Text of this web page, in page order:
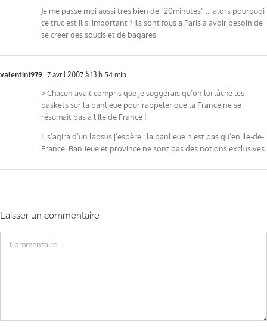
Je me passe moi aussi tres bien de "20minutes" … alors pourquoi
ce truc est il si important ? Ils sont fous a Paris a avoir besoin de
se creer des soucis et de bagares
valentin1979 7 avril 2007 à 13 h 54 min
> Chacun avait compris que je suggérais qu’on lui lâche les
baskets sur la banlieue pour rappeler que la France ne se
résumait pas à l’Ile de France !
Il s’agira d’un lapsus j’espère : la banlieue n’est pas qu’en Ile-de-
France. Banlieue et province ne sont pas des notions exclusives.
Laisser un commentaire